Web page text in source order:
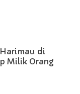
di
Milik Orang